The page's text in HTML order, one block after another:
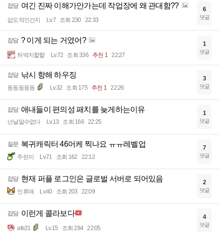
잡담 여긴 진짜 이해가안가는데 작업장에 왜 관대함??
압도적인간지 Lv.7 조회 230 22:33
6
댓글
잡담 ? 이게 되는 거였어?
허벅지햝햝 Lv.72 조회 336 추천 1 22:27
1
댓글
잡담 낚시 항해 하우징
동동동동동 Lv.32 조회 175 추천 1 22:26
3
댓글
잡담 애내들이 편의성 패치를 늦게하는이유
넌날알수없다 Lv.13 조회 166 22:25
1
댓글
질문 복귀캐릭터 46어케 찍나요 ㅠㅠ레벨업
주린이 Lv.71 조회 162 22:12
7
댓글
잡담 현재 퍼플 로그인은 글로벌 서버로 되어있음
인류애 Lv.40 조회 203 22:09
2
댓글
잡담 이런게 콜라보다
afe21 Lv.15 조회 284 22:05
4
댓글